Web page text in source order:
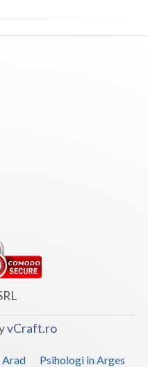
vCraft.ro
Arad
Psihologi in Arges